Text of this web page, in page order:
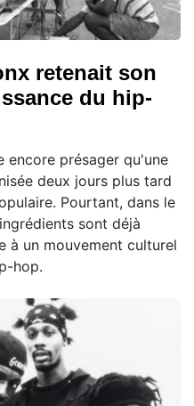
retenait son
du hip-
encore présager qu'une
deux jours plus tard
Pourtant, dans le
sont déjà
à un mouvement culturel
hop.